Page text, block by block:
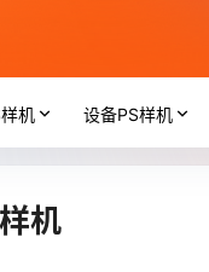
机 设备PS样机
机